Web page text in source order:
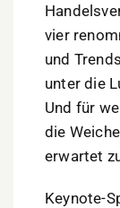
vier
und
unter die
Und für
die
erwartet
Keynote-